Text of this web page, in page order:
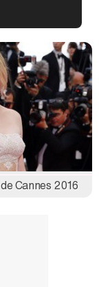
Carlota Corredera y Javier de Hoyos: "La tele tiene que representar al público también y aquí están todos los perfiles posibles&quo;
Cannes 2016